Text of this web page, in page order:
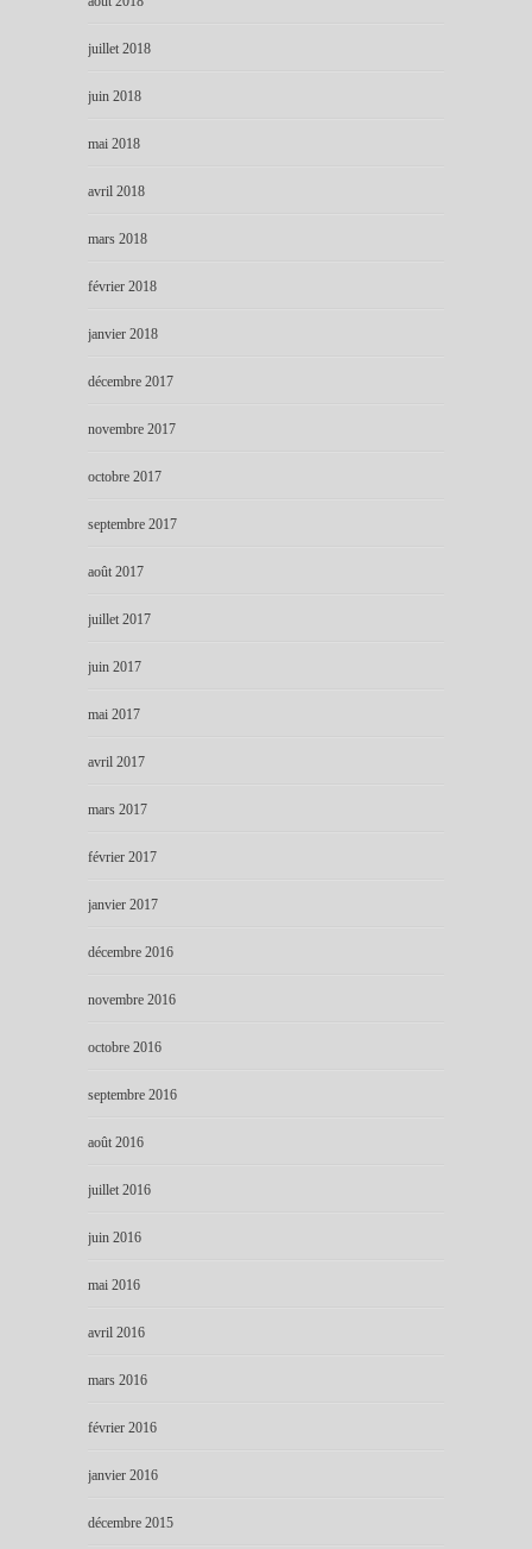
juillet 2018
juin 2018
mai 2018
avril 2018
mars 2018
février 2018
janvier 2018
décembre 2017
novembre 2017
octobre 2017
septembre 2017
août 2017
juillet 2017
juin 2017
mai 2017
avril 2017
mars 2017
février 2017
janvier 2017
décembre 2016
novembre 2016
octobre 2016
septembre 2016
août 2016
juillet 2016
juin 2016
mai 2016
avril 2016
mars 2016
février 2016
janvier 2016
décembre 2015